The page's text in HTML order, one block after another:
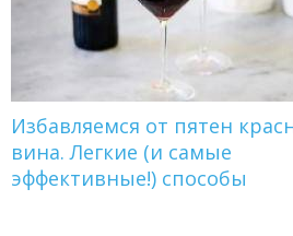
Избавляемся от пятен
вина. Легкие (и самые
эффективные!) способы